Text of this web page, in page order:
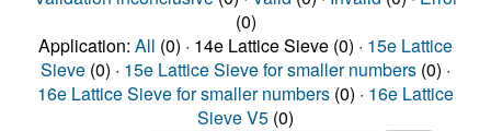
(0)
Application: All (0) · 14e Lattice Sieve (0) · 15e Lattice
Sieve (0) · 15e Lattice Sieve for smaller numbers (0) ·
16e Lattice Sieve for smaller numbers (0) · 16e Lattice
Sieve V5 (0)